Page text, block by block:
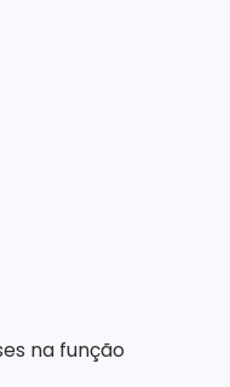
na função